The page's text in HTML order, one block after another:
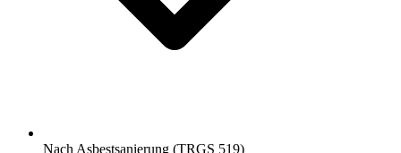
Nach Asbestsanierung (TRGS 519)